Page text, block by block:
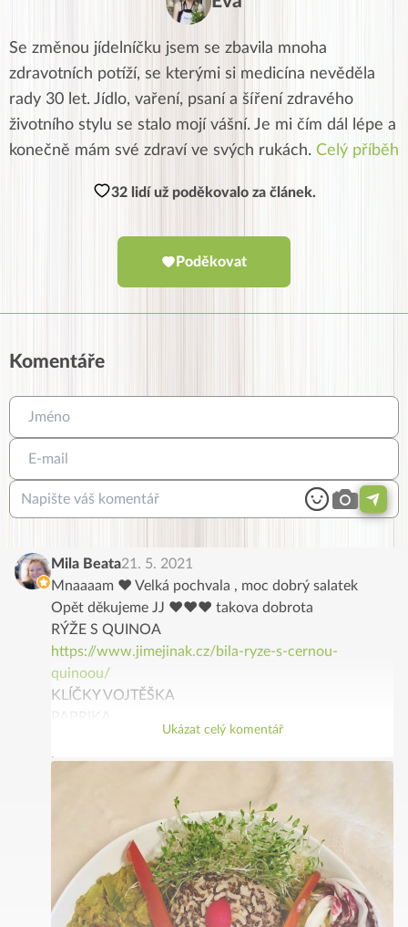
Se změnou jídelníčku jsem se zbavila mnoha
zdravotních potíží, se kterými si medicína nevěděla
rady 30 let. Jídlo, vaření, psaní a šíření zdravého
životního stylu se stalo mojí vášní. Je mi čím dál lépe a
konečně mám své zdraví ve svých rukách. Celý příběh
32 lidí už poděkovalo za článek.
Poděkovat
Komentáře
Mila Beata21. 5. 2021
Mnaaaam ♥️ Velká pochvala , moc dobrý salatek
Opět děkujeme JJ ♥️♥️♥️ takova dobrota
RÝŽE S QUINOA
https://www.jimejinak.cz/bila-ryze-s-cernou-
quinoou/
KLÍČKY VOJTĚŠKA
ŘEDKVIČKY
KVAŠENÁ ZELENINA
LEDOVÝ SALAT
PRAŽENE MANDLE
PEČENÉ ŽAMPIONY SE ZELENINOVÝM SOTÉ
https://www.jimejinak.cz/pecene-zampiony-se-
zeleninovym-sote/#comment-0
Ukázat celý komentář